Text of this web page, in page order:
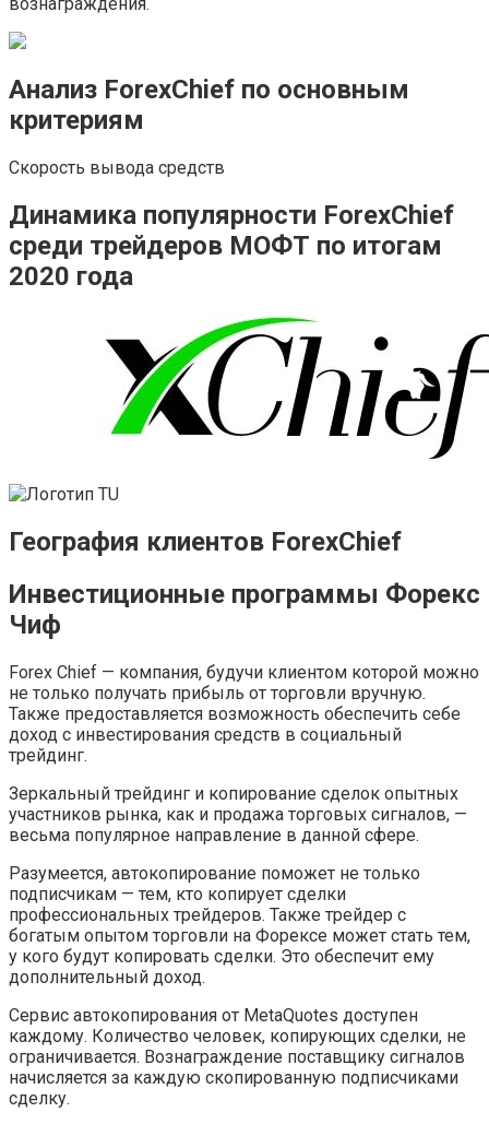
Анализ ForexChief по основным
критериям
Скорость вывода средств
Динамика популярности ForexChief
среди трейдеров МОФТ по итогам
2020 года
География клиентов ForexChief
Инвестиционные программы Форекс
Чиф
Forex Chief — компания, будучи клиентом которой можно
не только получать прибыль от торговли вручную.
Также предоставляется возможность обеспечить себе
доход с инвестирования средств в социальный
трейдинг.
Зеркальный трейдинг и копирование сделок опытных
участников рынка, как и продажа торговых сигналов, —
весьма популярное направление в данной сфере.
Разумеется, автокопирование поможет не только
подписчикам — тем, кто копирует сделки
профессиональных трейдеров. Также трейдер с
богатым опытом торговли на Форексе может стать тем,
у кого будут копировать сделки. Это обеспечит ему
дополнительный доход.
Сервис автокопирования от MetaQuotes доступен
каждому. Количество человек, копирующих сделки, не
ограничивается. Вознаграждение поставщику сигналов
начисляется за каждую скопированную подписчиками
сделку.